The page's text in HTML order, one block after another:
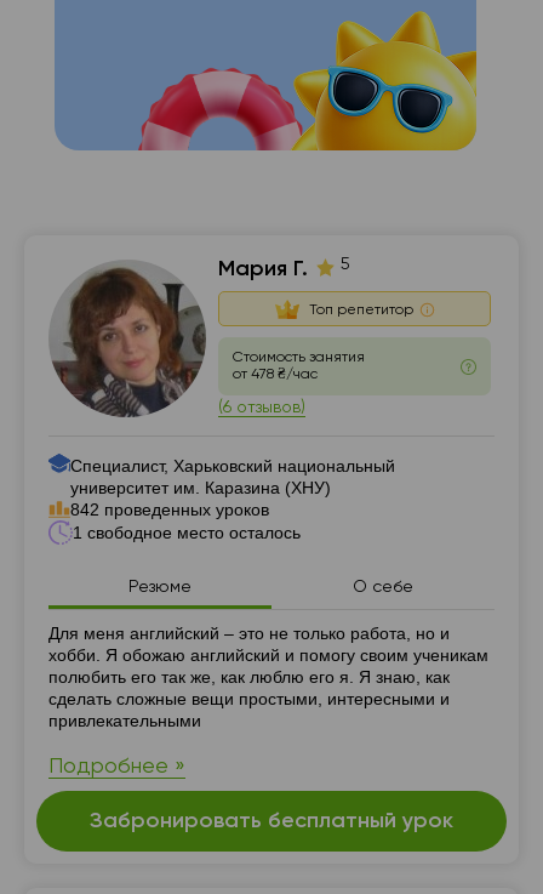
Мария Г. 5
Топ репетитор
Стоимость занятия
от 478 ₴/час
(6 отзывов)
Специалист, Харьковский национальный
университет им. Каразина (ХНУ)
842 проведенных уроков
1 свободное место осталось
Резюме О себе
Резюме
Для меня английский – это не только работа, но и
хобби. Я обожаю английский и помогу своим ученикам
полюбить его так же, как люблю его я. Я знаю, как
сделать сложные вещи простыми, интересными и
привлекательными
Подробнее »
Забронировать бесплатный урок